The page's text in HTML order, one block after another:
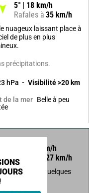
5° 18 km/h
Rafales à 35 km/h
nuageux laissant place à
de plus en plus
précipitations.
hPa Visibilité >20 km
de la mer Belle à peu
km/h
Rafales à
27 km/h
temps avec quelques
élevés.